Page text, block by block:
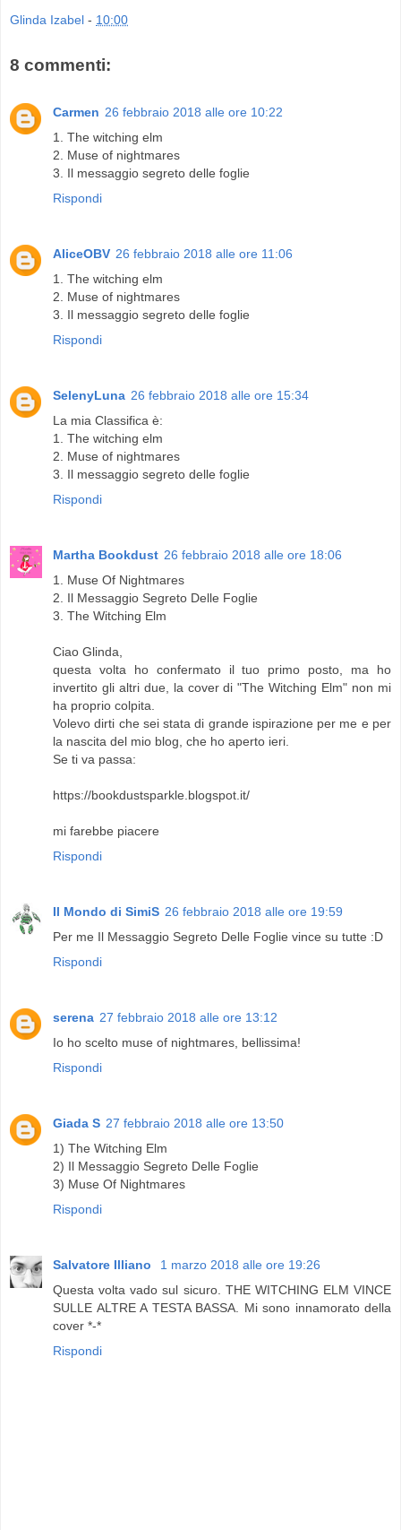
Glinda Izabel - 10:00
8 commenti:
Carmen 26 febbraio 2018 alle ore 10:22
1. The witching elm
2. Muse of nightmares
3. Il messaggio segreto delle foglie
Rispondi
AliceOBV 26 febbraio 2018 alle ore 11:06
1. The witching elm
2. Muse of nightmares
3. Il messaggio segreto delle foglie
Rispondi
SelenyLuna 26 febbraio 2018 alle ore 15:34
La mia Classifica è:
1. The witching elm
2. Muse of nightmares
3. Il messaggio segreto delle foglie
Rispondi
Martha Bookdust 26 febbraio 2018 alle ore 18:06
1. Muse Of Nightmares
2. Il Messaggio Segreto Delle Foglie
3. The Witching Elm
Ciao Glinda,
questa volta ho confermato il tuo primo posto, ma ho
invertito gli altri due, la cover di "The Witching Elm" non mi
ha proprio colpita.
Volevo dirti che sei stata di grande ispirazione per me e per
la nascita del mio blog, che ho aperto ieri.
Se ti va passa:
https://bookdustsparkle.blogspot.it/
mi farebbe piacere
Rispondi
Il Mondo di SimiS 26 febbraio 2018 alle ore 19:59
Per me Il Messaggio Segreto Delle Foglie vince su tutte :D
Rispondi
serena 27 febbraio 2018 alle ore 13:12
Io ho scelto muse of nightmares, bellissima!
Rispondi
Giada S 27 febbraio 2018 alle ore 13:50
1) The Witching Elm
2) Il Messaggio Segreto Delle Foglie
3) Muse Of Nightmares
Rispondi
Salvatore Illiano
1 marzo 2018 alle ore 19:26
Questa volta vado sul sicuro. THE WITCHING ELM VINCE
SULLE ALTRE A TESTA BASSA. Mi sono innamorato della
cover *-*
Rispondi